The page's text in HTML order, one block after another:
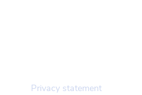
Privacy statement